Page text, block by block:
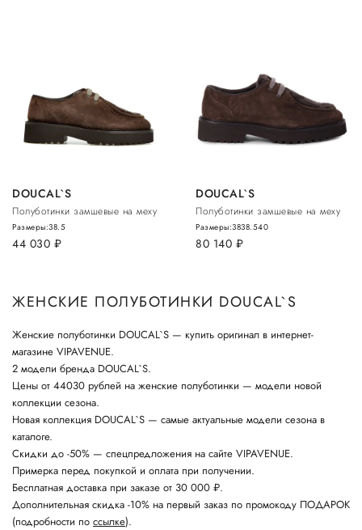
DOUCAL`S
Полуботинки замшевые на меху
44 030 руб.
Размеры:38.5
DOUCAL`S
Полуботинки замшевые на меху
80 140 руб.
Размеры:3838.540
ЖЕНСКИЕ ПОЛУБОТИНКИ DOUCAL`S
Женские полуботинки DOUCAL`S — купить оригинал в интернет-
магазине VIPAVENUE.
2 модели бренда DOUCAL`S.
Цены от 44030 рублей на женские полуботинки — модели новой
коллекции сезона.
Новая коллекция DOUCAL`S — самые актуальные модели сезона в
каталоге.
Скидки до -50% — спецпредложения на сайте VIPAVENUE.
Примерка перед покупкой и оплата при получении.
Бесплатная доставка при заказе от 30 000 ₽.
Дополнительная скидка -10% на первый заказ по промокоду ПОДАРОК
(подробности по ссылке).